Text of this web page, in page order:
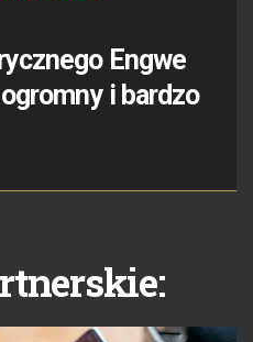
Engwe
i bardzo